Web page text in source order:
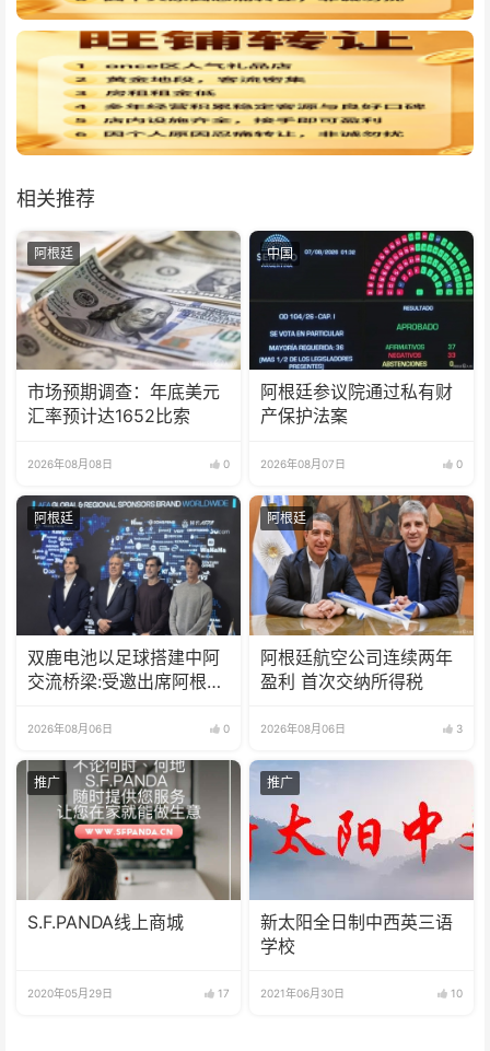
相关推荐
阿根廷
市场预期调查：年底美元
汇率预计达1652比索
2026年08月08日 0
中国
阿根廷参议院通过私有财
产保护法案
2026年08月07日 0
阿根廷
双鹿电池以足球搭建中阿
交流桥梁:受邀出席阿根廷
2026年08月06日 0
阿根廷
阿根廷航空公司连续两年
盈利 首次交纳所得税
2026年08月06日 3
推广
S.F.PANDA线上商城
2020年05月29日 17
推广
新太阳全日制中西英三语
学校
2021年06月30日 10